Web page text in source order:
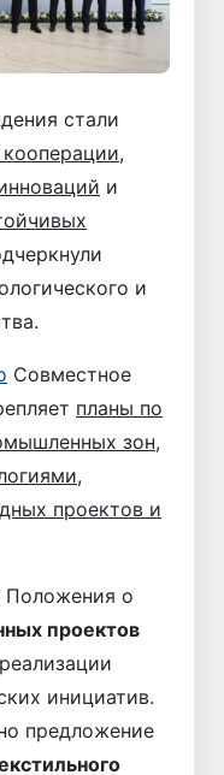
стали
,
и
и
Совместное
планы по
зон,
,
проектов и
Положения о
проектов
инициатив.
предложение